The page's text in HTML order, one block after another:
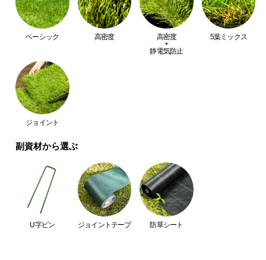
置
サ
に
つ
い
て
搬
つ
ベーシック 高密度
高密度
+
静電気防止
5葉ミックス
ジョイント
副資材から選ぶ
U字ピン ジョイントテープ 防草シート